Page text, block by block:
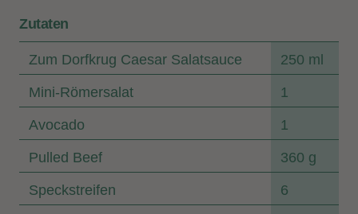
Zutaten
Zum Dorfkrug Caesar Salatsauce 250 ml
Mini-Römersalat 1
Avocado 1
Pulled Beef 360 g
Speckstreifen 6